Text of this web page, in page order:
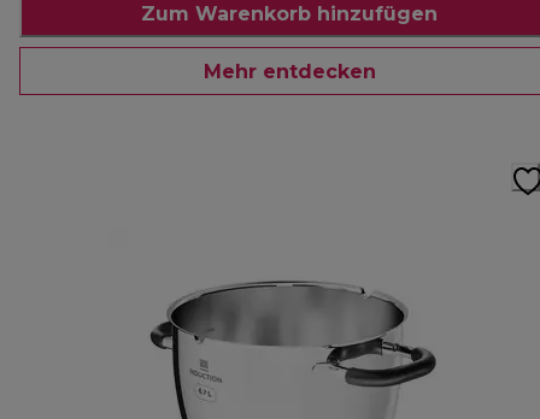
Zum Warenkorb hinzufügen
Mehr entdecken